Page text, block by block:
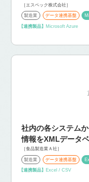
［エスペック株式会社］
製造業 データ連携基盤
【連携製品】 Microsoft Azure
社内の各システム
情報をXMLデータ
［食品製造業Ａ社］
製造業 データ連携基盤
【連携製品】 Excel / CSV